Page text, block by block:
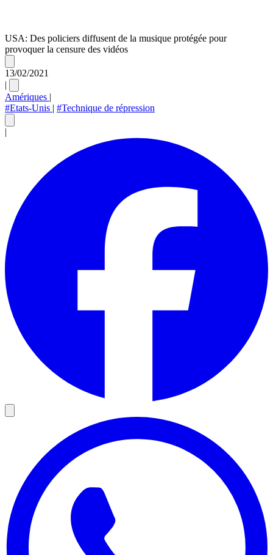
USA: Des policiers diffusent de la musique protégée pour
provoquer la censure des vidéos
13/02/2021
|
Amériques |
#Etats-Unis | #Technique de répression
|